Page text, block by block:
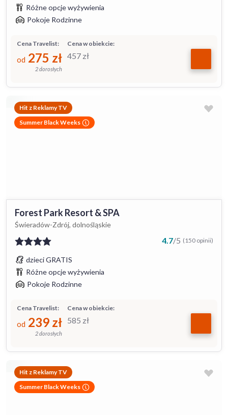
Różne opcje wyżywienia
Pokoje Rodzinne
Cena w obiekcie:
457 zł
Cena Travelist:
od 275 zł
2 dorosłych
Hit z Reklamy TV
Summer Black Weeks
Forest Park Resort & SPA
Świeradów-Zdrój, dolnośląskie
4.7/5 (150 opinii)
dzieci GRATIS
Różne opcje wyżywienia
Pokoje Rodzinne
Cena w obiekcie:
585 zł
Cena Travelist:
od 239 zł
2 dorosłych
Hit z Reklamy TV
Summer Black Weeks